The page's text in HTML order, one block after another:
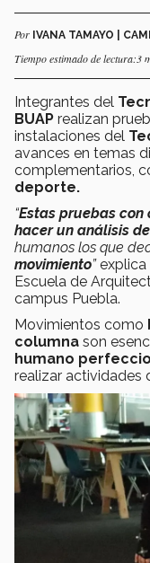
Por IVANA TAMAYO |
Tiempo estimado de lectura:3
Integrantes del
BUAP realizan
instalaciones del
avances en temas
complementarios,
deporte.
“Estas pruebas
hacer un análisis
humanos los que
movimiento”explica
Escuela de
campus Puebla.
Movimientos como
columna son
humano
realizar actividades